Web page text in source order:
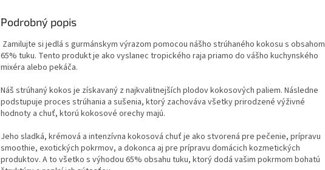
Podrobný popis
Zamilujte si jedlá s gurmánskym výrazom pomocou nášho strúhaného kokosu s obsahom
65% tuku. Tento produkt je ako vyslanec tropického raja priamo do vášho kuchynského
mixéra alebo pekáča.
Náš strúhaný kokos je získavaný z najkvalitnejších plodov kokosových paliem. Následne
podstupuje proces strúhania a sušenia, ktorý zachováva všetky prirodzené výživné
hodnoty a chuť, ktorú kokosové orechy majú.
Jeho sladká, krémová a intenzívna kokosová chuť je ako stvorená pre pečenie, prípravu
smoothie, exotických pokrmov, a dokonca aj pre prípravu domácich kozmetických
produktov. A to všetko s výhodou 65% obsahu tuku, ktorý dodá vašim pokrmom bohatú